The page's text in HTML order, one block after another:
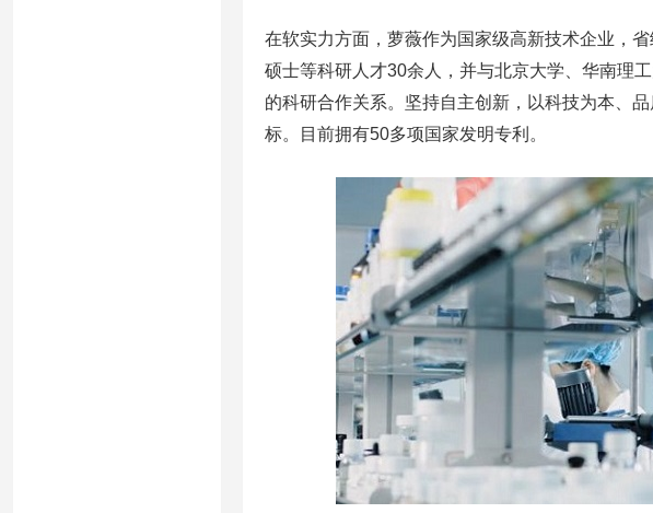
在软实力方面，萝薇作为国家级高新技术企业，
硕士等科研人才30余人，并与北京大学、华南理
的科研合作关系。坚持自主创新，以科技为本、
标。目前拥有50多项国家发明专利。